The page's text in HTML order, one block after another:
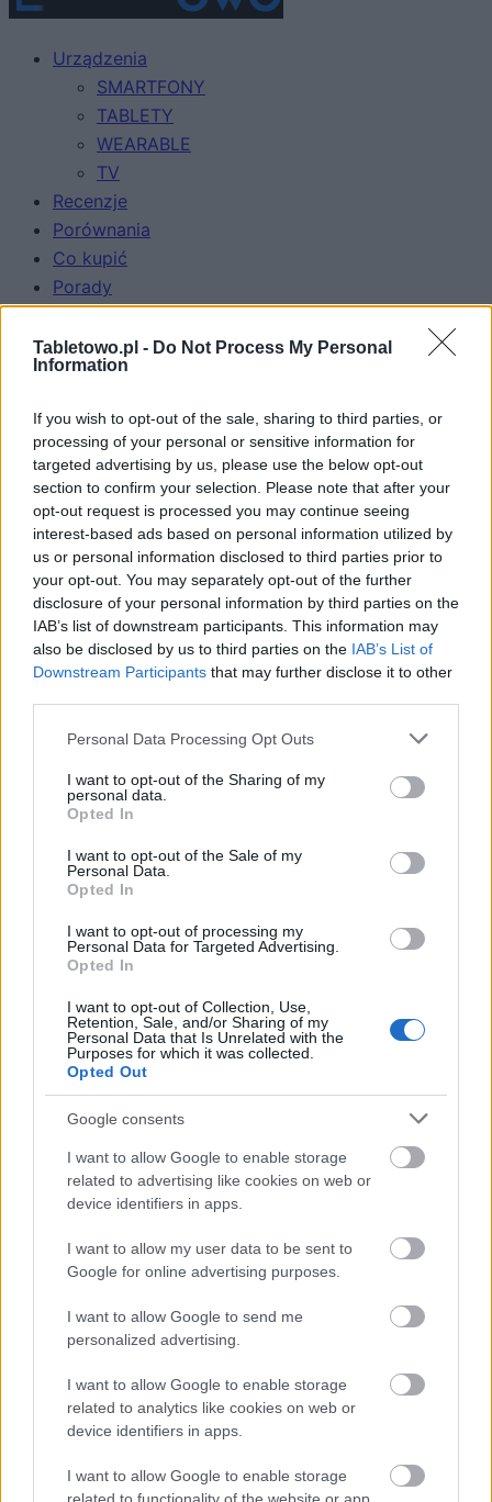
Tabletowo.pl - Do Not Process My Personal
Information
If you wish to opt-out of the sale, sharing to third parties, or
processing of your personal or sensitive information for
targeted advertising by us, please use the below opt-out
section to confirm your selection. Please note that after your
opt-out request is processed you may continue seeing
interest-based ads based on personal information utilized by
us or personal information disclosed to third parties prior to
your opt-out. You may separately opt-out of the further
disclosure of your personal information by third parties on the
IAB’s list of downstream participants. This information may
also be disclosed by us to third parties on the IAB’s List of
Downstream Participants that may further disclose it to other
Please note that this website/app uses one or more Google
not limited to your visit or usage behaviour. You may click to
grant or deny consent to Google and its third-party tags to
use your data for below specified purposes in below Google
consent section.
Personal Data Processing Opt Outs
I want to opt-out of the Sharing of my
personal data.
Opted In
I want to opt-out of the Sale of my
Personal Data.
Opted In
I want to opt-out of processing my
Personal Data for Targeted Advertising.
Opted In
I want to opt-out of Collection, Use,
Retention, Sale, and/or Sharing of my
Personal Data that Is Unrelated with the
Purposes for which it was collected.
Opted Out
Google consents
I want to allow Google to enable storage
related to advertising like cookies on web or
device identifiers in apps.
I want to allow my user data to be sent to
Google for online advertising purposes.
I want to allow Google to send me
personalized advertising.
I want to allow Google to enable storage
related to analytics like cookies on web or
device identifiers in apps.
I want to allow Google to enable storage
Urządzenia
SMARTFONY
TABLETY
WEARABLE
TV
Recenzje
Porównania
Co kupić
Porady
FinTech
Hardware PC
Gaming
AI
Redakcja
Reklama
Kontakt
Obserwuj nas
Zacznij pisać, żeby zobaczyć wyniki lub przyciśnij ESC,
by zamknąć
ZOBACZ WSZYSTKIE WYNIKI
SUBSCRIBE
[mc4wp_form id="496"]